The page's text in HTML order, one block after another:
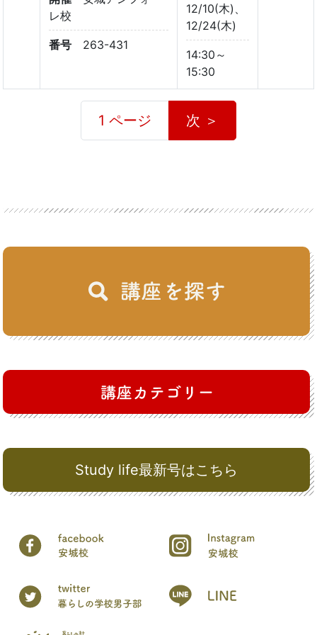
Study life最新号はこちら
レ校
番号 263-431
12/10(木)、
12/24(木)
14:30～
15:30
1 ページ 次 ＞